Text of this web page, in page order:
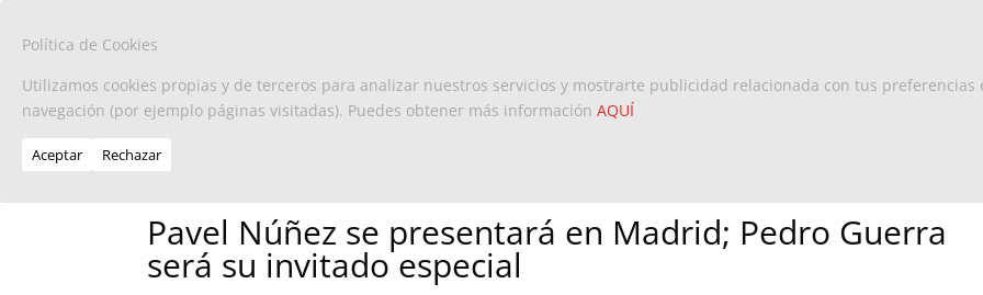
Inicio Europa
Pavel Núñez se presentará en Madrid; Pedro Guerra
será su invitado especial
Política de Cookies
Utilizamos cookies propias y de terceros para analizar nuestros servicios y mostrarte publicidad relacionada con tus
navegación (por ejemplo páginas visitadas). Puedes obtener más información AQUÍ
Aceptar Rechazar